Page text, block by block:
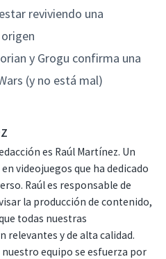
reviviendo una
y Grogu confirma una
(y no está mal)
es Raúl Martínez. Un
videojuegos que ha dedicado
Raúl es responsable de
la producción de contenido,
todas nuestras
relevantes y de alta calidad.
equipo se esfuerza por